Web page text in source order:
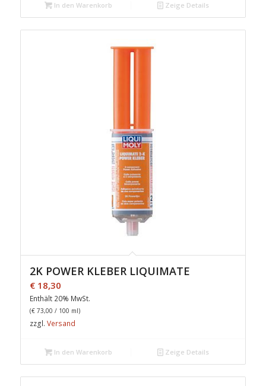
In den Warenkorb Zeige Details
2K POWER KLEBER LIQUIMATE
€18,30
Enthält 20% MwSt.
(€73,00 / 100 ml)
zzgl. Versand
In den Warenkorb Zeige Details